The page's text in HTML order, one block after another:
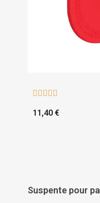
    
11,40 €